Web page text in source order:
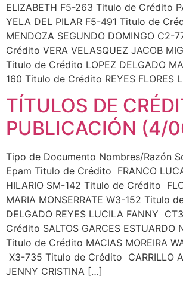
ELIZABETH F5-263 Titulo de Crédito
YELA DEL PILAR F5-491 Titulo de
MENDOZA SEGUNDO DOMINGO C2-
Crédito VERA VELASQUEZ JACOB
Titulo de Crédito LOPEZ DELGADO
160 Titulo de Crédito REYES FLORES
TÍTULOS DE
PUBLICACIÓN (4/
Tipo de Documento Nombres/Razón
Epam Titulo de Crédito FRANCO
HILARIO SM-142 Titulo de Crédito
MARIA MONSERRATE W3-152 Titulo
DELGADO REYES LUCILA FANNY
Crédito SALTOS GARCES ESTUARDO
Titulo de Crédito MACIAS MOREIRA
X3-735 Titulo de Crédito CARRILLO
JENNY CRISTINA […]